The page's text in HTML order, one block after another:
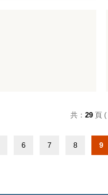
6 7 8 9
共： 29 頁 (